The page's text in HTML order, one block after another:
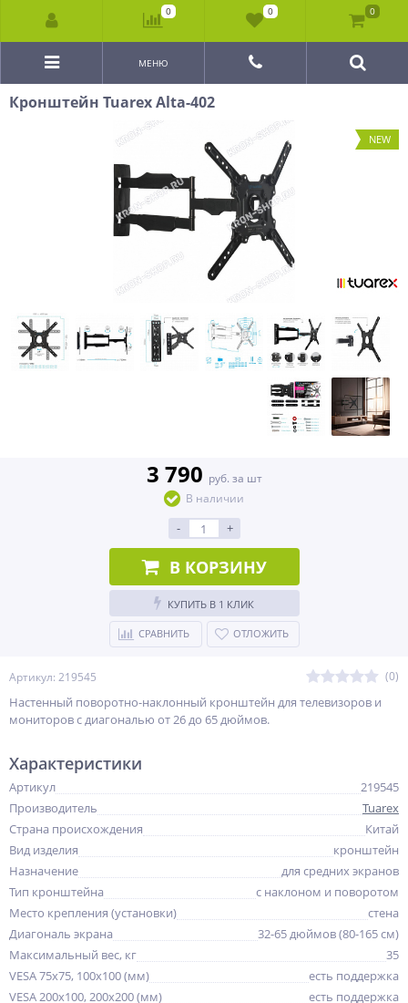
МЕНЮ
Кронштейн Tuarex Alta-402
NEW
Артикул: 219545 (0)
Настенный поворотно-наклонный кронштейн для телевизоров и
мониторов с диагональю от 26 до 65 дюймов.
3 790 руб. за шт
В наличии
- +
В КОРЗИНУ
КУПИТЬ В 1 КЛИК
СРАВНИТЬ ОТЛОЖИТЬ
Характеристики
Артикул
219545
Производитель
Tuarex
Страна происхождения
Китай
Вид изделия
кронштейн
Назначение
для средних экранов
Тип кронштейна
с наклоном и поворотом
Место крепления (установки)
стена
Диагональ экрана
32-65 дюймов (80-165 см)
Максимальный вес, кг
35
VESA 75x75, 100x100 (мм)
есть поддержка
VESA 200x100, 200x200 (мм)
есть поддержка
0 0 0